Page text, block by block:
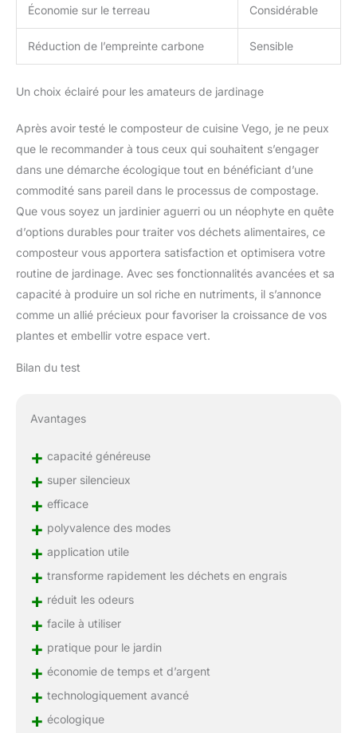
des touches bien
pensées comme la
peinture inoffensive sur
le seau intérieur
déchets alimentaires
ajoutez à votre
composteur sortent
aussi sûrs qu'ils étaient
entrés
Économie sur le terreau Considérable
Réduction de l’empreinte carbone Sensible
Un choix éclairé pour les amateurs de jardinage
Après avoir testé le composteur de cuisine Vego, je ne peux
que le recommander à tous ceux qui souhaitent s’engager
dans une démarche écologique tout en bénéficiant d’une
commodité sans pareil dans le processus de compostage.
Que vous soyez un jardinier aguerri ou un néophyte en quête
d’options durables pour traiter vos déchets alimentaires, ce
composteur vous apportera satisfaction et optimisera votre
routine de jardinage. Avec ses fonctionnalités avancées et sa
capacité à produire un sol riche en nutriments, il s’annonce
comme un allié précieux pour favoriser la croissance de vos
plantes et embellir votre espace vert.
Bilan du test
Avantages
+ capacité généreuse
+ super silencieux
+ efficace
+ polyvalence des modes
+ application utile
+ transforme rapidement les déchets en engrais
+ réduit les odeurs
+ facile à utiliser
+ pratique pour le jardin
+ économie de temps et d’argent
+ technologiquement avancé
+ écologique